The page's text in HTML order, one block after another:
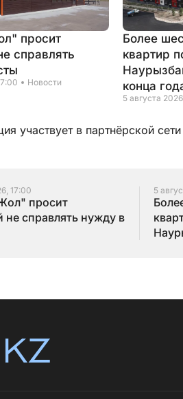
просит
справлять
Новости
Более
квартир
конца
5 августа
участвует в партнёрской
17:00
просит
не справлять нужду в
5